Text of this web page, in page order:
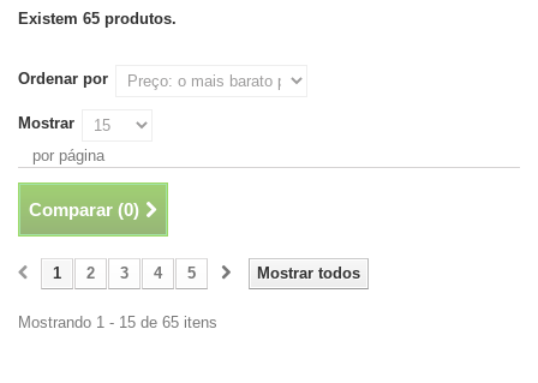
Existem 65 produtos.
Ordenar por
Mostrar
por página
Comparar (0)
Mostrar todos
1 2 3 4 5
Mostrando 1 - 15 de 65 itens